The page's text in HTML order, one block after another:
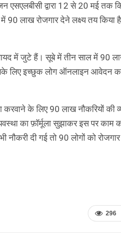
द्वारा 12 से 20 मई तक
90 लाख रोजगार देने लक्ष्य तय किया
में जुटे हैं। सूबे में तीन साल में 90
लिए इच्छुक लोग ऑनलाइन आवेदन
करवाने के लिए 90 लाख नौकरियों की
का फ़ॉर्मूला सुझाकर इस पर काम
दी गई तो 90 लोगों को
296